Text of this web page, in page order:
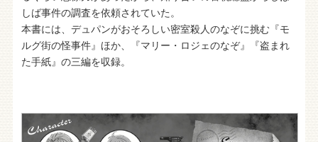
しば事件の調査を依頼されていた。
本書には、デュパンがおそろしい密室殺人のなぞに挑む『モ
ルグ街の怪事件』ほか、『マリー・ロジェのなぞ』『盗まれ
た手紙』の三編を収録。